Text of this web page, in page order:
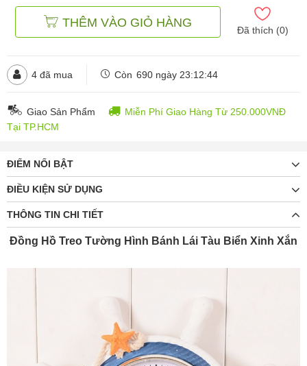
THÊM VÀO GIỎ HÀNG
Đã thích (0)
4 đã mua Còn 690 ngày 23:12:43
Giao Sản Phẩm
Miễn Phí Giao Hàng Từ 250.000VNĐ
Tại TP.HCM
ĐIỂM NỔI BẬT
ĐIỀU KIỆN SỬ DỤNG
THÔNG TIN CHI TIẾT
Đồng Hồ Treo Tường Hình Bánh Lái Tàu Biển Xinh Xắn